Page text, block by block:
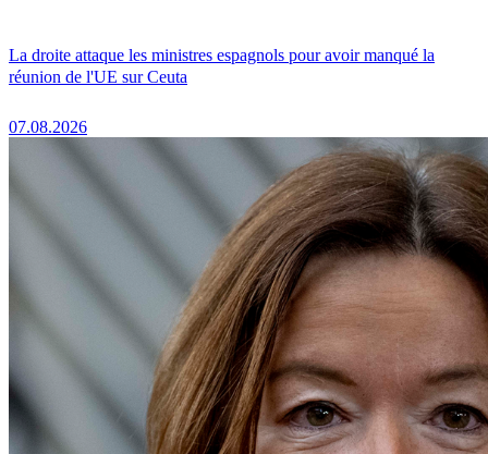
La droite attaque les ministres espagnols pour avoir manqué la
réunion de l'UE sur Ceuta
07.08.2026